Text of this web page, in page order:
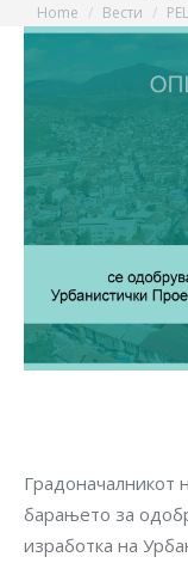
You are here:
Home Вести
Градоначалникот
барањето за
изработка на